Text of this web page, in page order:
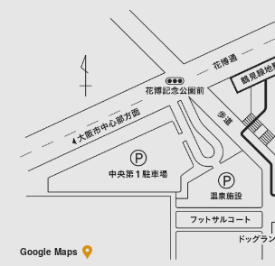
Google Maps